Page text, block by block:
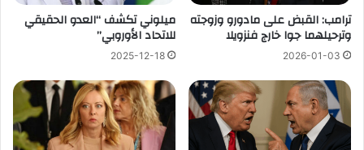
ترامب: القبض على مادورو وزوجته
وترحيلهما جوا خارج فنزويلا
2026-01-03
ميلوني تكشف “العدو الحقيقي
للاتحاد الأوروبي”
2025-12-18